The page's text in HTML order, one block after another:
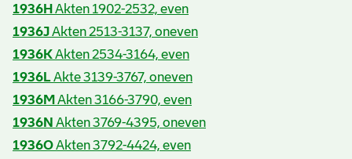
1936HAkten 1902-2532, even
1936JAkten 2513-3137, oneven
1936KAkten 2534-3164, even
1936LAkte 3139-3767, oneven
1936MAkten 3166-3790, even
1936N Akten 3769-4395, oneven
1936OAkten 3792-4424, even